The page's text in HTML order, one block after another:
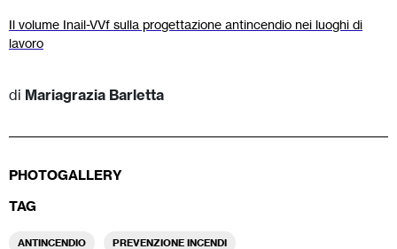
Il volume Inail-VVf sulla progettazione antincendio nei luoghi di
lavoro
di Mariagrazia Barletta
PHOTOGALLERY
TAG
ANTINCENDIO PREVENZIONE INCENDI